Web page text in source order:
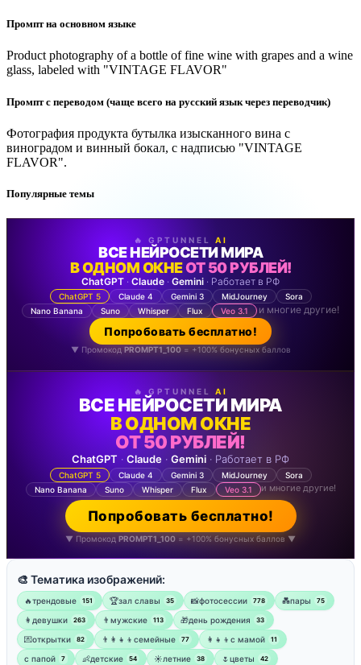
Промпт на основном языке
Product photography of a bottle of fine wine with grapes and a wine
glass, labeled with "VINTAGE FLAVOR"
Промпт с переводом (чаще всего на русский язык через переводчик)
Фотография продукта бутылка изысканного вина с
виноградом и винный бокал, с надписью "VINTAGE
FLAVOR".
Популярные темы
🔥 GPTUNNEL AI
ВСЕ НЕЙРОСЕТИ МИРА
В ОДНОМ ОКНЕОТ 50 РУБЛЕЙ!
ChatGPT · Claude · Gemini · Работает в РФ
ChatGPT 5 Claude 4 Gemini 3 MidJourney
Sora
Nano Banana
Suno Whisper Flux Veo 3.1 и многие другие!
Попробовать бесплатно!
▼ Промокод PROMPT1_100= +100% бонусных баллов
🔥 GPTUNNEL AI
ВСЕ НЕЙРОСЕТИ МИРА
В ОДНОМ ОКНЕ
ОТ 50 РУБЛЕЙ!
ChatGPT · Claude · Gemini · Работает в РФ
ChatGPT 5 Claude 4 Gemini 3 MidJourney
Sora
Nano Banana
Suno Whisper Flux Veo 3.1 и многие другие!
Попробовать бесплатно!
▼ Промокод PROMPT1_100 = +100% бонусных баллов ▼
🎨 Тематика изображений:
🔥трендовые 151 🏆зал славы 35 📸фотосессии 778 💑пары 75
👩девушки 263 👨мужские 113 🎁день рождения 33
💌открытки 82 👨‍👩‍👧‍👦семейные 77 👩‍👧‍👦с мамой 11
‍с папой 7 👶детские 54 ☀️летние 38 🌷цветы 42